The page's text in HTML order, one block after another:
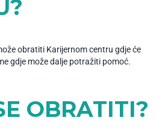
obratiti Karijernom centru gdje će
gdje može dalje potražiti pomoć.
OBRATITI?